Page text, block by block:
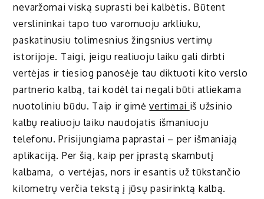
nevaržomai viską suprasti bei kalbėtis. Būtent
verslininkai tapo tuo varomuoju arkliuku,
paskatinusiu tolimesnius žingsnius vertimų
istorijoje. Taigi, jeigu realiuoju laiku gali dirbti
vertėjas ir tiesiog panosėje tau diktuoti kito verslo
partnerio kalbą, tai kodėl tai negali būti atliekama
nuotoliniu būdu. Taip ir gimėvertimai iš užsinio
kalbų realiuoju laiku naudojatis išmaniuoju
telefonu. Prisijungiama paprastai – per išmaniają
aplikaciją. Per šią, kaip per įprastą skambutį
kalbama, o vertėjas, nors ir esantis už tūkstančio
kilometrų verčia tekstą į jūsų pasirinktą kalbą.